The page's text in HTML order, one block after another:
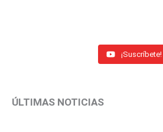
¡Suscríbete!
ÚLTIMAS NOTICIAS